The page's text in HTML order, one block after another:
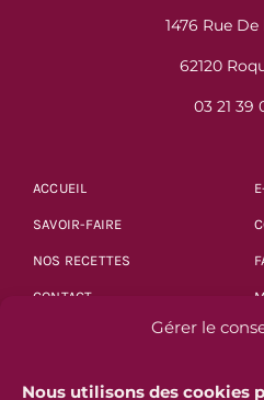
Gérer le
Nous utilisons des cookies
1476 Rue
62120
03 21 39
ACCUEIL
SAVOIR-FAIRE
NOS RECETTES
CONTACT